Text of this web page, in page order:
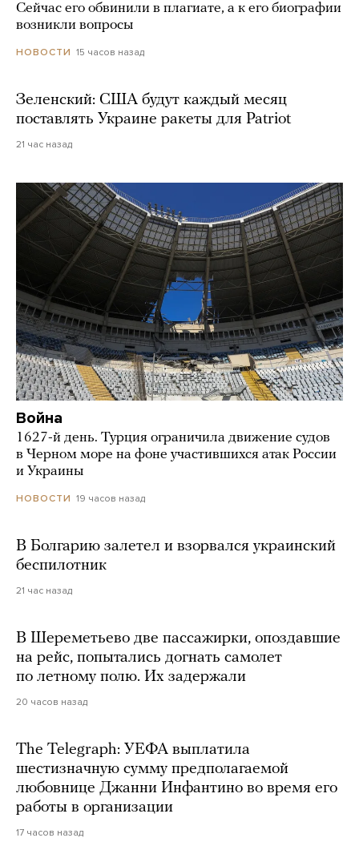
Сейчас его обвинили в плагиате, а к его биографии
возникли вопросы
НОВОСТИ 15 часов назад
Зеленский: США будут каждый месяц
поставлять Украине ракеты для Patriot
21 час назад
Война
1627-й день. Турция ограничила движение судов
в Черном море на фоне участившихся атак России
и Украины
НОВОСТИ 19 часов назад
В Болгарию залетел и взорвался украинский
беспилотник
21 час назад
В Шереметьево две пассажирки, опоздавшие
на рейс, попытались догнать самолет
по летному полю. Их задержали
20 часов назад
The Telegraph: УЕФА выплатила
шестизначную сумму предполагаемой
любовнице Джанни Инфантино во время его
работы в организации
17 часов назад